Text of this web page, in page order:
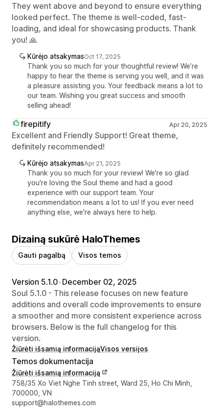
They went above and beyond to ensure everything
looked perfect. The theme is well-coded, fast-
loading, and ideal for showcasing products. Thank
you! 🙏
Kūrėjo atsakymasOct 17, 2025
Thank you so much for your thoughtful review! We’re
happy to hear the theme is serving you well, and it was
a pleasure assisting you. Your feedback means a lot to
our team. Wishing you great success and smooth
selling ahead!
firepitify Apr 20, 2025
Excellent and Friendly Support! Great theme,
definitely recommended!
Kūrėjo atsakymasApr 21, 2025
Thank you so much for your review! We're so glad
you're loving the Soul theme and had a good
experience with our support team. Your
recommendation means a lot to us! If you ever need
anything else, we're always here to help.
Dizainą sukūrė HaloThemes
Gauti pagalbą Visos temos
Version 5.1.0•December 02, 2025
Soul 5.1.0 - This release focuses on new feature
additions and overall code improvements to ensure
a smoother and more consistent experience across
browsers. Below is the full changelog for this
version.
Žiūrėti išsamią informacijąVisos versijos
Temos dokumentacija
Žiūrėti išsamią informaciją
Kūrėjo kontaktiniai duomenys
758/35 Xo Viet Nghe Tinh street, Ward 25, Ho Chi Minh,
700000, VN
support@halothemes.com